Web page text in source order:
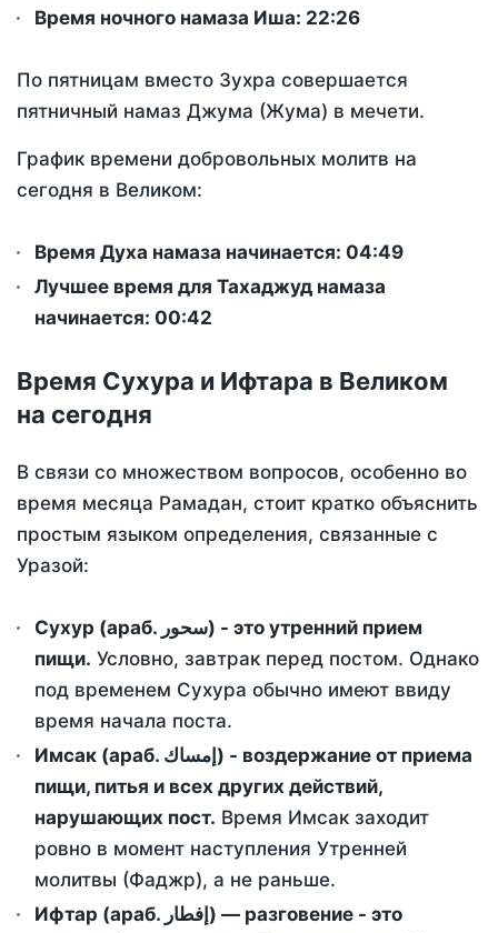
Время ночного намаза Иша: 22:26
По пятницам вместо Зухра совершается
пятничный намаз Джума (Жума) в мечети.
График времени добровольных молитв на
сегодня в Великом:
Время Духа намаза начинается: 04:49
Лучшее время для Тахаджуд намаза
начинается: 00:42
Время Сухура и Ифтара в Великом
на сегодня
В связи со множеством вопросов, особенно во
время месяца Рамадан, стоит кратко объяснить
простым языком определения, связанные с
Уразой:
Сухур (араб. سحور) - это утренний прием
пищи. Условно, завтрак перед постом. Однако
под временем Сухура обычно имеют ввиду
время начала поста.
Имсак (араб. إمساك) - воздержание от приема
пищи, питья и всех других действий,
нарушающих пост. Время Имсак заходит
ровно в момент наступления Утренней
молитвы (Фаджр), а не раньше.
Ифтар (араб. إفطار) — разговение - это